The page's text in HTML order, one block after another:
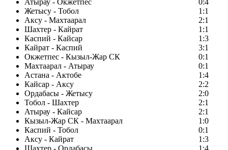
Атырау - Окжетпес
0:4
Жетысу - Тобол
1:1
Аксу - Махтаарал
2:1
Шахтер - Кайрат
1:1
Каспий - Кайсар
1:3
Кайрат - Каспий
3:1
Окжетпес - Кызыл-Жар СК
0:1
Махтаарал - Атырау
0:1
Астана - Актобе
1:4
Кайсар - Аксу
2:2
Ордабасы - Жетысу
2:0
Тобол - Шахтер
2:1
Атырау - Кайсар
2:1
Кызыл-Жар СК - Махтаарал
1:0
Каспий - Тобол
0:1
Аксу - Кайрат
1:3